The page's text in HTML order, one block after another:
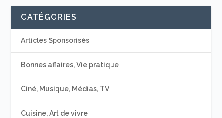
CATÉGORIES
Articles Sponsorisés
Bonnes affaires, Vie pratique
Ciné, Musique, Médias, TV
Cuisine, Art de vivre